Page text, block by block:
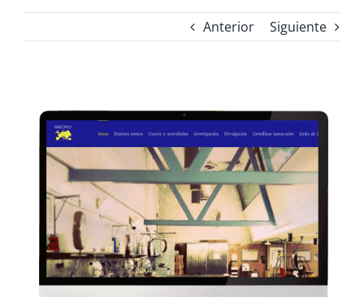
Anterior Siguiente
imagen
más
grande